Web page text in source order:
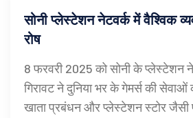
सोनी प्लेस्टेशन नेटवर्क में वैश्विक
रोष
8 फरवरी 2025 को सोनी के प्लेस्टेशन
गिरावट ने दुनिया भर के गेमर्स की सेवाओं
खाता प्रबंधन और प्लेस्टेशन स्टोर जैसी